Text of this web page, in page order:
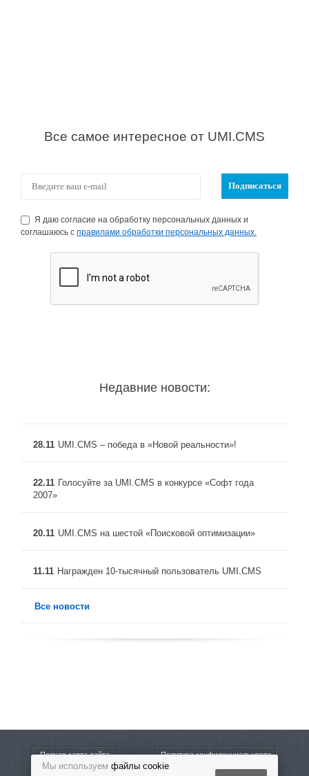
Все самое интересное от UMI.CMS
Я даю согласие на обработку персональных данных и
соглашаюсь с правилами обработки персональных данных.
Недавние новости:
28.11 UMI.CMS – победа в «Новой реальности»!
22.11 Голосуйте за UMI.CMS в конкурсе «Софт года
2007»
20.11 UMI.CMS на шестой «Поисковой оптимизации»
11.11 Награжден 10-тысячный пользователь UMI.CMS
Все новости
Полная карта сайта Политика конфиденциальности
Мы используем файлы cookie